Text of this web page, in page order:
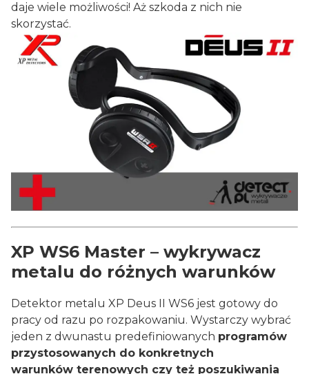
daje wiele możliwości! Aż szkoda z nich nie
skorzystać.
XP WS6 Master – wykrywacz
metalu do różnych warunków
Detektor metalu XP Deus II WS6 jest gotowy do
pracy od razu po rozpakowaniu. Wystarczy wybrać
jeden z dwunastu predefiniowanych programów
przystosowanych do konkretnych
warunków terenowych czy też poszukiwania